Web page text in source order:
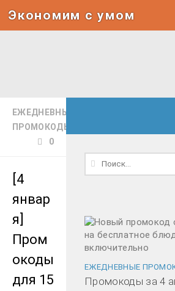
Под записью
Экономим с умом
ЕЖЕДНЕВНЫЕ
ПРОМОКОДЫ
0
[4
январ
я]
Пром
окоды
для 15
Найти:
ЕЖЕДНЕВНЫЕ
Промокоды за 4